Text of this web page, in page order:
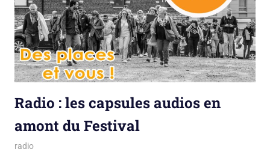
Radio : les capsules audios en
amont du Festival
25 avril 2018
La team du Gsara
radio